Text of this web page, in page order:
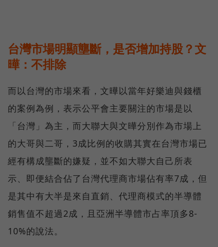
台灣市場明顯壟斷，是否增加持股？文
曄：不排除
而以台灣的市場來看，文曄以當年好樂迪與錢櫃
的案例為例，表示公平會主要關注的市場是以
「台灣」為主，而大聯大與文曄分別作為市場上
的大哥與二哥，3成比例的收購其實在台灣市場已
經有構成壟斷的嫌疑，並不如大聯大自己所表
示、即便結合佔了台灣代理商市場佔有率7成，但
是其中有大半是來自直銷、代理商模式的半導體
銷售值不超過2成，且亞洲半導體市占率頂多8-
10%的說法。